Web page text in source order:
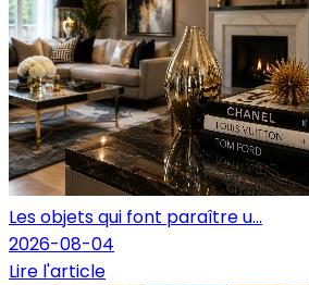
Les objets qui font paraître u...
2026-08-04
Lire l'article